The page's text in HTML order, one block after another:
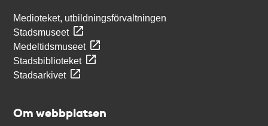
Medioteket, utbildningsförvaltningen
Stadsmuseet
Medeltidsmuseet
Stadsbiblioteket
Stadsarkivet
Om webbplatsen